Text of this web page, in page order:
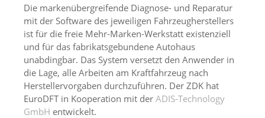
Die markenübergreifende Diagnose- und Reparatur
mit der Software des jeweiligen Fahrzeugherstellers
ist für die freie Mehr-Marken-Werkstatt existenziell
und für das fabrikatsgebundene Autohaus
unabdingbar. Das System versetzt den Anwender in
die Lage, alle Arbeiten am Kraftfahrzeug nach
Herstellervorgaben durchzuführen. Der ZDK hat
EuroDFT in Kooperation mit der ADIS-Technology
GmbH entwickelt.